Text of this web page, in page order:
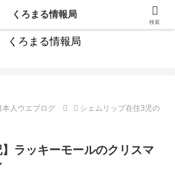
ジア旅行にお役立ちの情報満載！
くろまる情報局
本人ウエブログ
シェムリップ在住3児の
】ラッキーモールのクリスマ
くろまる情報局
検索